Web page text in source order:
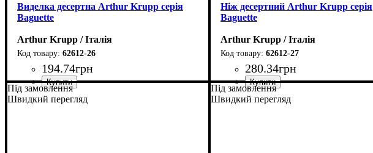
Виделка десертна Arthur Krupp серія
Baguette
Arthur Krupp / Італія
62612-26
194.74грн
Ніж десертний Arthur Krupp серія
Baguette
Arthur Krupp / Італія
62612-27
280.34грн
Під замовлення
Швидкий перегляд
Під замовлення
Швидкий перегляд